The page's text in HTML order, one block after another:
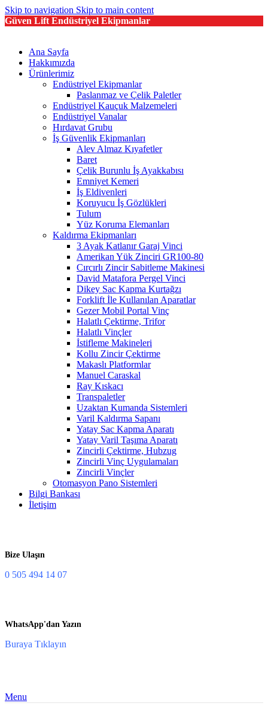
Skip to navigation Skip to main content
Güven Lift Endüstriyel Ekipmanlar
Ana Sayfa
Hakkımızda
Ürünlerimiz
Endüstriyel Ekipmanlar
Paslanmaz ve Çelik Paletler
Endüstriyel Kauçuk Malzemeleri
Endüstriyel Vanalar
Hırdavat Grubu
İş Güvenlik Ekipmanları
Alev Almaz Kıyafetler
Baret
Çelik Burunlu İş Ayakkabısı
Emniyet Kemeri
İş Eldivenleri
Koruyucu İş Gözlükleri
Tulum
Yüz Koruma Elemanları
Kaldırma Ekipmanları
3 Ayak Katlanır Garaj Vinci
Amerikan Yük Zinciri GR100-80
Cırcırlı Zincir Sabitleme Makinesi
David Matafora Pergel Vinci
Dikey Sac Kapma Kurtağzı
Forklift İle Kullanılan Aparatlar
Gezer Mobil Portal Vinç
Halatlı Çektirme, Trifor
Halatlı Vinçler
İstifleme Makineleri
Kollu Zincir Çektirme
Makaslı Platformlar
Manuel Caraskal
Ray Kıskacı
Transpaletler
Uzaktan Kumanda Sistemleri
Varil Kaldırma Sapanı
Yatay Sac Kapma Aparatı
Yatay Varil Taşıma Aparatı
Zincirli Çektirme, Hubzug
Zincirli Vinç Uygulamaları
Zincirli Vinçler
Otomasyon Pano Sistemleri
Bilgi Bankası
İletişim
Bize Ulaşın
0 505 494 14 07
WhatsApp'dan Yazın
Buraya Tıklayın
Menu